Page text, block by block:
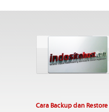
Cara Backup dan